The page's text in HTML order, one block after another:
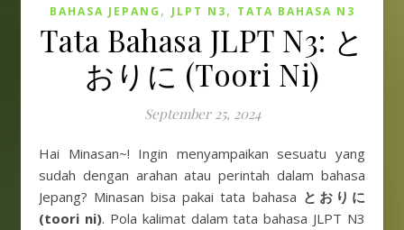
BAHASA JEPANG , JLPT N3, TATA BAHASA N3
Tata Bahasa JLPT N3: と
おりに (Toori Ni)
September 25, 2024
Hai Minasan~! Ingin menyampaikan sesuatu yang
sudah dengan arahan atau perintah dalam bahasa
Jepang? Minasan bisa pakai tata bahasa とおりに
(toori ni). Pola kalimat dalam tata bahasa JLPT N3